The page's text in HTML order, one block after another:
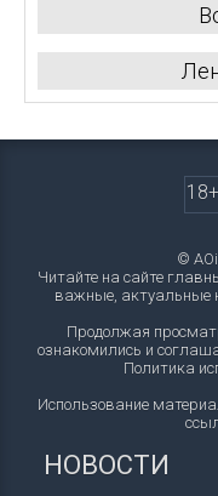
18+
©
Читайте на сайте
важные, актуальные
Продолжая
ознакомились и
Политика
Использование
НОВОСТИ